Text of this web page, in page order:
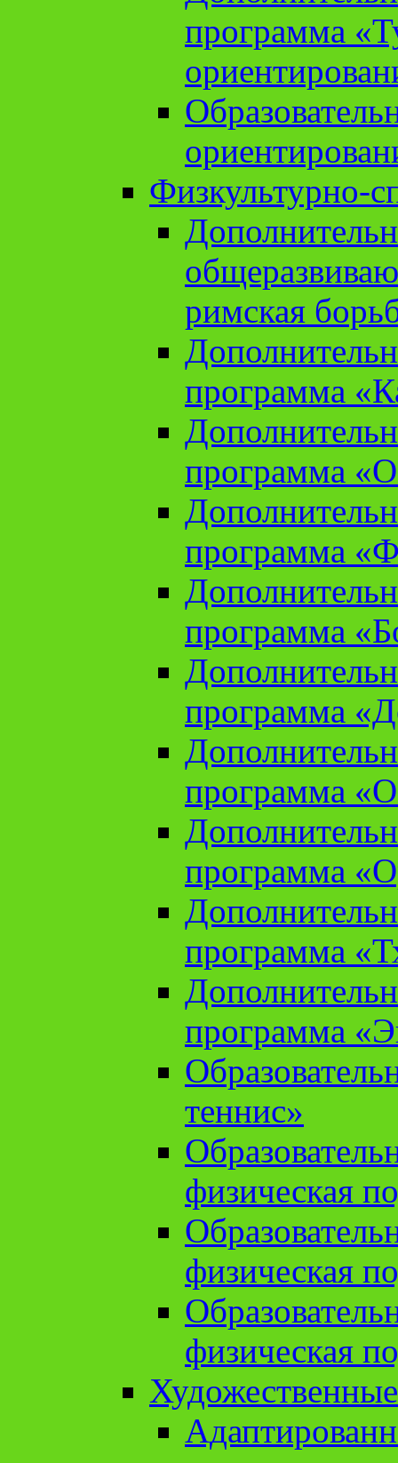
программа
Физкультурно-
римская
программа
программа
программа
программа
программа
программа
программа
программа
программа
теннис»
физическая
физическая
физическая
Художественные